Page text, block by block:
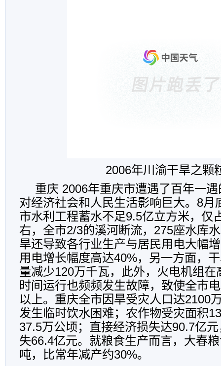
2006年川渝干旱之颗
重庆 2006年重庆市遭遇了百年一
对经济社会和人民生活影响巨大。8月
市水利工程蓄水不足9.5亿立方米，仅
右，全市2/3的溪河断流，275座水库
旱还导致各行业生产与居民用电大幅
用电增长幅度高达40%，另一方面，
量减少120万千瓦，此外，火电机组在
时间运行也频频发生故障，致使全市
以上。重庆全市因旱受灾人口达2100
发生临时饮水困难；农作物受灾面积
37.5万公顷；直接经济损失达90.7亿
失66.4亿元。就粮食生产而言，大春
吨，比常年减产约30%。